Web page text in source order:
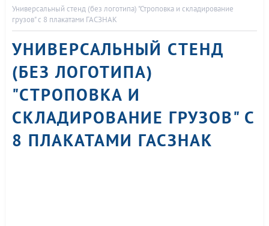
Универсальный стенд (без логотипа) "Строповка и складирование
грузов" с 8 плакатами ГАСЗНАК
УНИВЕРСАЛЬНЫЙ СТЕНД
(БЕЗ ЛОГОТИПА)
"СТРОПОВКА И
СКЛАДИРОВАНИЕ ГРУЗОВ" С
8 ПЛАКАТАМИ ГАСЗНАК